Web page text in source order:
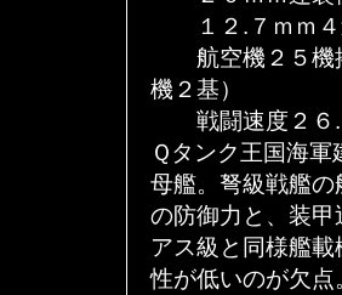
１２.７ｍｍ４
航空機２５機
機２基）
戦闘速度２６.
Ｑタンク王国海
母艦。弩級戦艦
の防御力と、装
アス級と同様艦
性が低いのが欠点